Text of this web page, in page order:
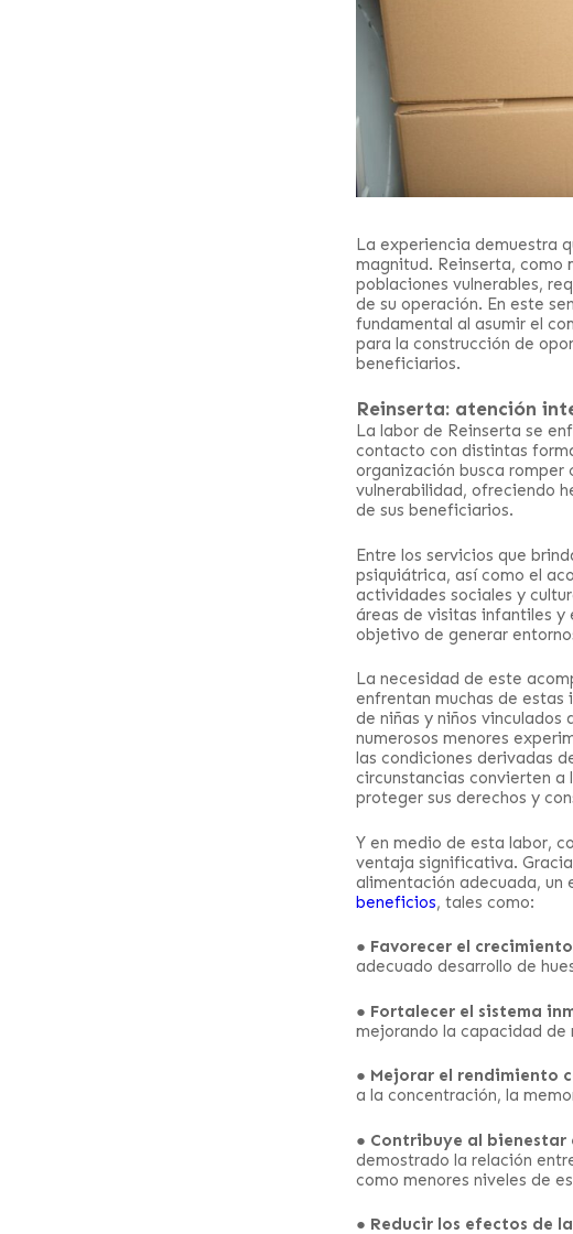
La experiencia demuestra
magnitud. Reinserta, como
poblaciones vulnerables,
de su operación. En este
fundamental al asumir el
para la construcción de
beneficiarios.
Reinserta: atención
La labor de Reinserta se
contacto con distintas
organización busca romper
vulnerabilidad, ofreciendo
de sus beneficiarios.
Entre los servicios que
psiquiátrica, así como el
actividades sociales y
áreas de visitas infantiles y
objetivo de generar
La necesidad de este
enfrentan muchas de estas
de niñas y niños
numerosos menores
las condiciones derivadas
circunstancias convierten a
proteger sus derechos y
Y en medio de esta labor,
ventaja significativa.
alimentación adecuada, un
beneficios, tales como:
● Favorecer el
adecuado desarrollo de
● Fortalecer el sistema
mejorando la capacidad de
● Mejorar el rendimiento
a la concentración, la
● Contribuye al bienestar
demostrado la relación
como menores niveles de
● Reducir los efectos de